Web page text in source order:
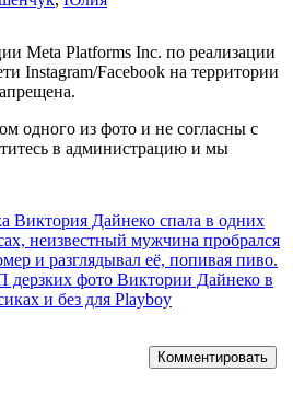
Meta Platforms Inc. по реализации
Instagram/Facebook на территории
одного из фото и не согласны с
в администрацию и мы
Виктория Дайнеко спала в одних
неизвестный мужчина пробрался
и разглядывал её, попивая пиво.
дерзких фото Виктории Дайнеко в
и без для Playboy
Комментировать